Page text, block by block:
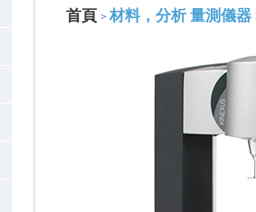
首頁 > 材料，分析 量測儀器